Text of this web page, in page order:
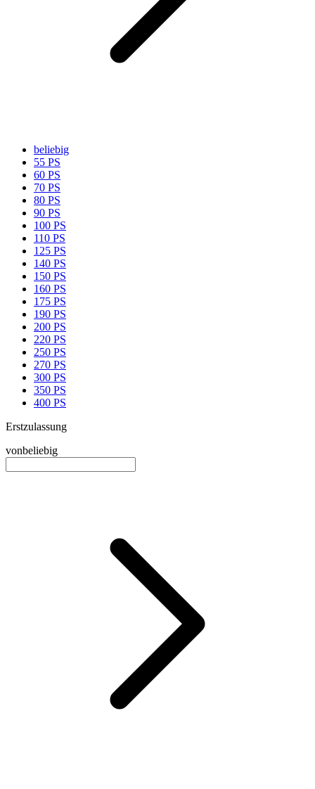
beliebig
55 PS
60 PS
70 PS
80 PS
90 PS
100 PS
110 PS
125 PS
140 PS
150 PS
160 PS
175 PS
190 PS
200 PS
220 PS
250 PS
270 PS
300 PS
350 PS
400 PS
Erstzulassung
vonbeliebig